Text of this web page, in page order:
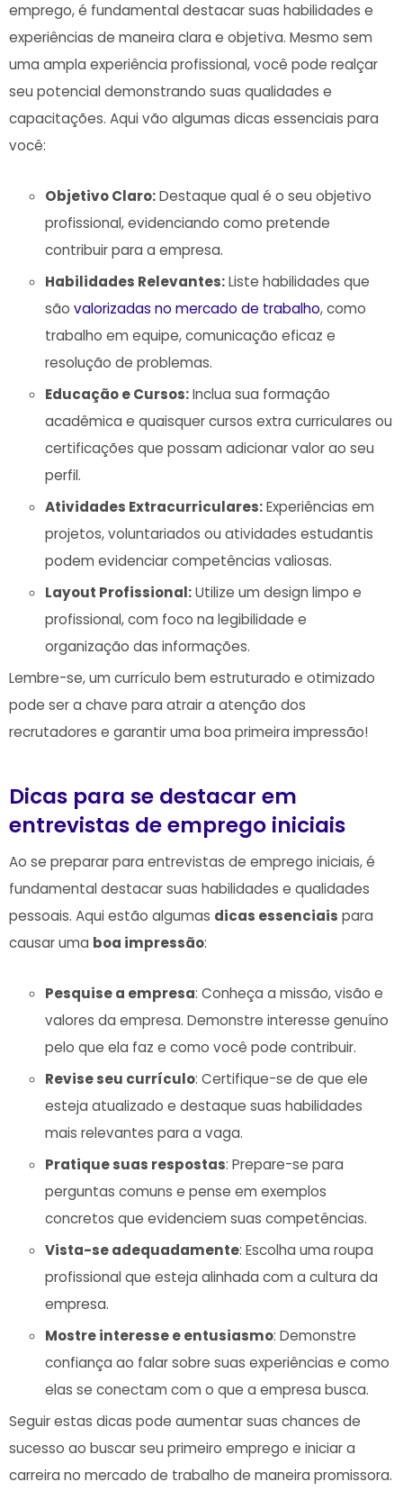
emprego, é fundamental destacar suas habilidades e
experiências de maneira‍ clara e objetiva. Mesmo sem
uma ampla experiência ⁣profissional, você pode realçar
seu potencial demonstrando ⁢suas qualidades e
capacitações. Aqui vão⁤ algumas dicas essenciais para
você:
Objetivo Claro:Destaque qual é o seu objetivo ​
profissional, evidenciando como pretende
contribuir para‍ a empresa.
Habilidades ⁤Relevantes:Liste habilidades‌ que ​
são valorizadas no mercado de trabalho, como
trabalho em equipe,⁣ comunicação eficaz e
resolução de problemas.
Educação‍ e Cursos:Inclua ​sua formação
acadêmica e quaisquer cursos extra⁤ curriculares ou
certificações⁢ que possam adicionar valor ao seu
perfil.
Atividades Extracurriculares:Experiências em
projetos, voluntariados ou atividades estudantis​
podem evidenciar competências‌ valiosas.
Layout Profissional:Utilize um design ‍limpo e
profissional,‍ com foco na legibilidade e
organização das informações.
Lembre-se, um currículo bem ⁣estruturado e otimizado
⁢pode ser a chave para atrair a​ atenção dos
recrutadores ‌e garantir uma boa primeira impressão!
Dicas para se ‍destacar em
entrevistas⁢ de emprego iniciais
Ao se ⁤preparar para entrevistas de emprego iniciais, é
fundamental destacar suas habilidades e qualidades
pessoais. Aqui ⁢estão algumas dicas essenciais para
causar uma boa impressão:
Pesquise a empresa: Conheça a missão, visão e
valores ⁢da empresa. Demonstre interesse genuíno
pelo que ela faz e como você‍ pode contribuir.
Revise seu currículo: Certifique-se de que ele
esteja atualizado e destaque suas habilidades
mais relevantes para‍ a vaga.
Pratique suas respostas: Prepare-se para
perguntas comuns e​ pense em exemplos
concretos que evidenciem suas competências.
Vista-se adequadamente: Escolha uma roupa
profissional que esteja alinhada com a cultura da
empresa.
Mostre interesse e ‌entusiasmo: Demonstre
confiança ao falar sobre suas experiências ‍e como‌
elas ⁣se‍ conectam com o que a empresa busca.
Seguir estas‌ dicas pode aumentar suas chances de
sucesso ao buscar seu primeiro⁢ emprego e iniciar ‌a
carreira no mercado ⁣de trabalho‍ de maneira promissora.